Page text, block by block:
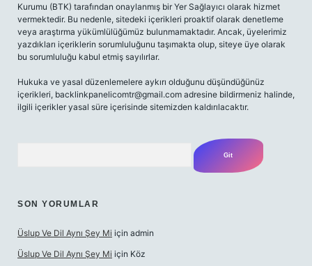
Kurumu (BTK) tarafından onaylanmış bir Yer Sağlayıcı olarak hizmet
vermektedir. Bu nedenle, sitedeki içerikleri proaktif olarak denetleme
veya araştırma yükümlülüğümüz bulunmamaktadır. Ancak, üyelerimiz
yazdıkları içeriklerin sorumluluğunu taşımakta olup, siteye üye olarak
bu sorumluluğu kabul etmiş sayılırlar.
Hukuka ve yasal düzenlemelere aykırı olduğunu düşündüğünüz
içerikleri, backlinkpanelicomtr@gmail.com adresine bildirmeniz halinde,
ilgili içerikler yasal süre içerisinde sitemizden kaldırılacaktır.
SON YORUMLAR
Üslup Ve Dil Aynı Şey Mi için admin
Üslup Ve Dil Aynı Şey Mi için Köz